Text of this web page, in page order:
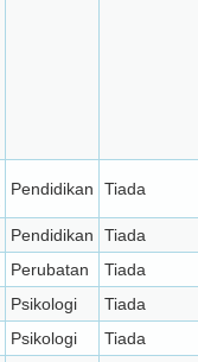
Pendidikan Tiada
Pendidikan
Tiada
Perubatan
Tiada
Psikologi
Tiada
Psikologi Tiada